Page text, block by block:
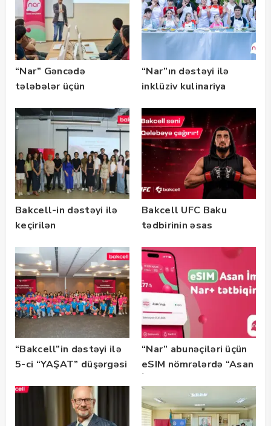
keçirib
“Nar” Gəncədə
tələbələr üçün
təlimləri təşkil edib
“Nar”ın dəstəyi ilə
inklüziv kulinariya
keçirilib — Fotolar
Bakcell-in dəstəyi ilə
keçirilən
Bootcamp” başladı
Bakcell UFC Baku
tədbirinin əsas
“Bakcell”in dəstəyi ilə
5-ci “YAŞAT” düşərgəsi
“Nar” abunəçiləri üçün
eSIM nömrələrdə “Asan
istifadəyə verildi